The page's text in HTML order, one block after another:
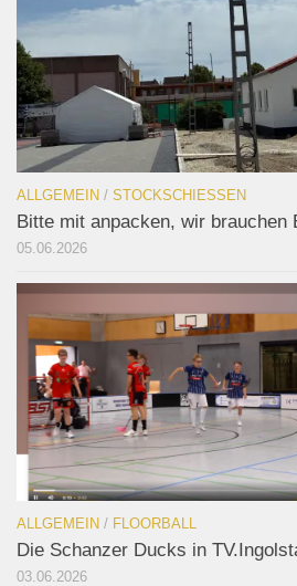
ALLGEMEIN / STOCKSCHIESSEN
Bitte mit anpacken, wir brauchen
05.06.2026
ALLGEMEIN / FLOORBALL
Die Schanzer Ducks in
03.06.2026